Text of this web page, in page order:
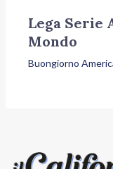
Lega Serie
Mondo
Buongiorno